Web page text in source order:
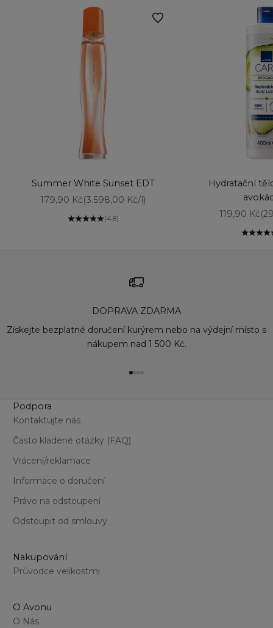
Summer White Sunset EDT
Prodejní cena
179,90 Kč(3.598,00 Kč/l)
(4.8)
Hydratační
Prodejní
119,90 Kč
DOPRAVA ZDARMA
Získejte bezplatné doručení kurýrem nebo na výdejní místo s
nákupem nad 1 500 Kč.
Přejít na položku 1
Přejít na položku 2
Podpora
Kontaktujte nás
Často kladené otázky (FAQ)
Vrácení/reklamace
Informace o doručení
Právo na odstoupení
Odstoupit od smlouvy
Nakupování
Průvodce velikostmi
O Avonu
O Nás